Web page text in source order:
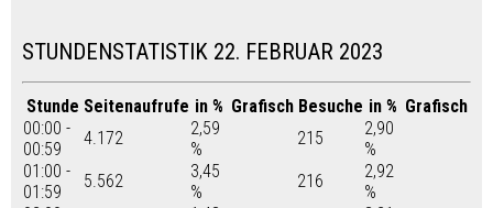
STUNDENSTATISTIK 22. FEBRUAR 2023
Stunde Seitenaufrufe in % Grafisch Besuche in % Grafisch
00:00 -
00:59
4.172
2,59
%
215
2,90
%
01:00 -
01:59
5.562
3,45
%
216
2,92
%